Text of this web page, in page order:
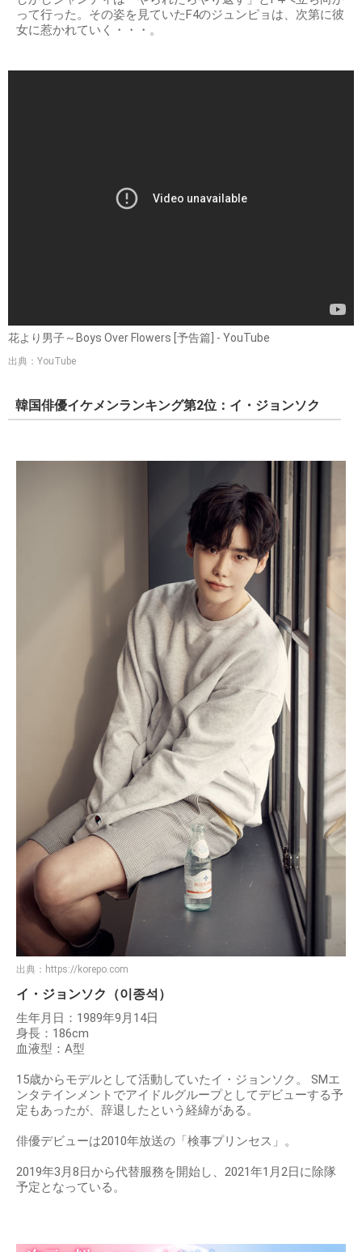
って行った。その姿を見ていたF4のジュンピョは、次第に彼
女に惹かれていく・・・。
花より男子～Boys Over Flowers [予告篇] - YouTube
出典：YouTube
韓国俳優イケメンランキング第2位：イ・ジョンソク
出典： https://korepo.com
イ・ジョンソク（이종석）
生年月日：1989年9月14日
身長：186cm
血液型：A型
15歳からモデルとして活動していたイ・ジョンソク。 SMエ
ンタテインメントでアイドルグループとしてデビューする予
定もあったが、辞退したという経緯がある。
俳優デビューは2010年放送の「検事プリンセス」。
2019年3月8日から代替服務を開始し、2021年1月2日に除隊
予定となっている。